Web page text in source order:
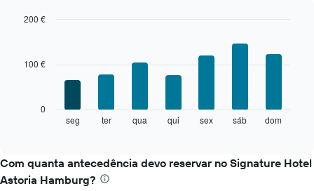
cada
gráfico
apresenta
abcissa.
o
preço
o
preço
médio
seg ter qua qui sex sáb dom
0
100 €
200 €
Com quanta antecedência devo reservar no Signature Hotel
Astoria Hamburg?